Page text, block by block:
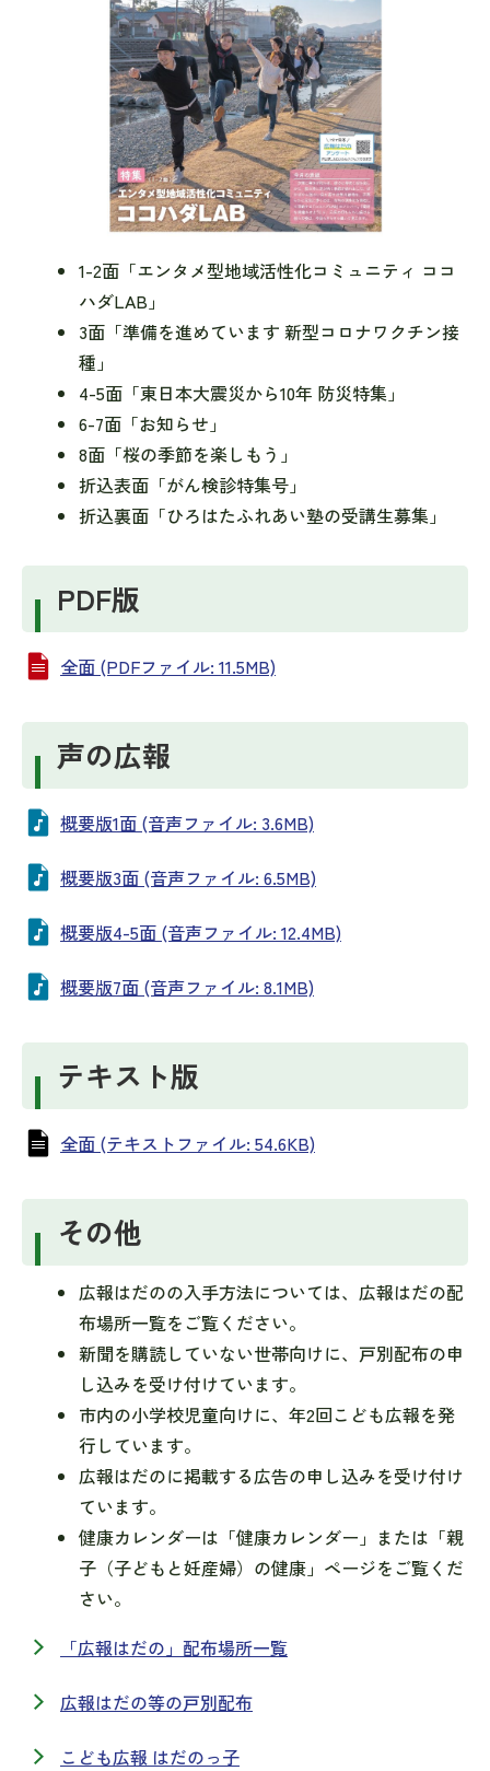
1-2面「エンタメ型地域活性化コミュニティ ココ
ハダLAB」
3面「準備を進めています 新型コロナワクチン接
種」
4-5面「東日本大震災から10年 防災特集」
6-7面「お知らせ」
8面「桜の季節を楽しもう」
折込表面「がん検診特集号」
折込裏面「ひろはたふれあい塾の受講生募集」
PDF版
全面 (PDFファイル: 11.5MB)
声の広報
概要版1面 (音声ファイル: 3.6MB)
概要版3面 (音声ファイル: 6.5MB)
概要版4-5面 (音声ファイル: 12.4MB)
概要版7面 (音声ファイル: 8.1MB)
テキスト版
全面 (テキストファイル: 54.6KB)
その他
広報はだのの入手方法については、広報はだの配
布場所一覧をご覧ください。
新聞を購読していない世帯向けに、戸別配布の申
し込みを受け付けています。
市内の小学校児童向けに、年2回こども広報を発
行しています。
広報はだのに掲載する広告の申し込みを受け付け
ています。
健康カレンダーは「健康カレンダー」または「親
子（子どもと妊産婦）の健康」ページをご覧くだ
さい。
「広報はだの」配布場所一覧
広報はだの等の戸別配布
こども広報 はだのっ子